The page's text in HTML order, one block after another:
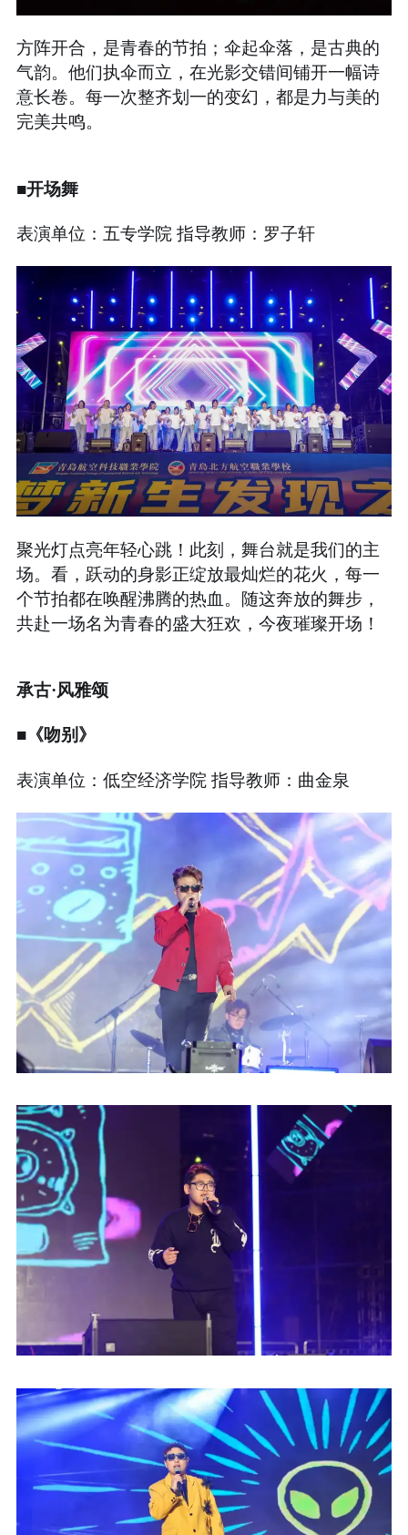
方阵开合，是青春的节拍；伞起伞落，是古典的
气韵。他们执伞而立，在光影交错间铺开一幅诗
意长卷。每一次整齐划一的变幻，都是力与美的
完美共鸣。
■开场舞
表演单位：五专学院 指导教师：罗子轩
聚光灯点亮年轻心跳！此刻，舞台就是我们的主
场。看，跃动的身影正绽放最灿烂的花火，每一
个节拍都在唤醒沸腾的热血。随这奔放的舞步，
共赴一场名为青春的盛大狂欢，今夜璀璨开场！
承古·风雅颂
■《吻别》
表演单位：低空经济学院 指导教师：曲金泉